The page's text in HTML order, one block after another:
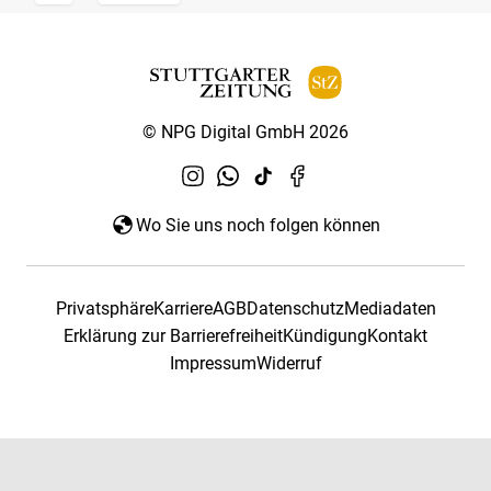
© NPG Digital GmbH 2026
Wo Sie uns noch folgen können
PrivatsphäreKarriereAGBDatenschutzMediadaten
Erklärung zur BarrierefreiheitKündigungKontakt
ImpressumWiderruf